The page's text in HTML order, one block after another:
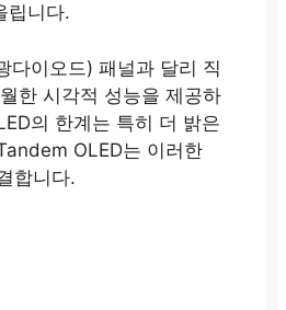
립니다.
다이오드) 패널과 달리 직
한 시각적 성능을 제공하
의 한계는 특히 더 밝은
OLED는 이러한
합니다.